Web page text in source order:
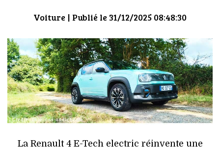
DÉFILÉS
BOUTIQUE
CULTURE
HIGH TECH
MAISON
Voiture | Publié le 31/12/2025 08:48:30
La Renault 4 E-Tech electric réinvente une